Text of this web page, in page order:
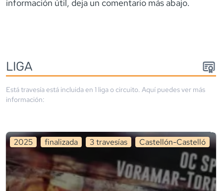
información útil, deja un comentario más abajo.
LIGA
Está travesía está incluida en 1 liga o circuito. Aquí puedes ver más
información:
2025 finalizada 3travesías Castellón-Castelló